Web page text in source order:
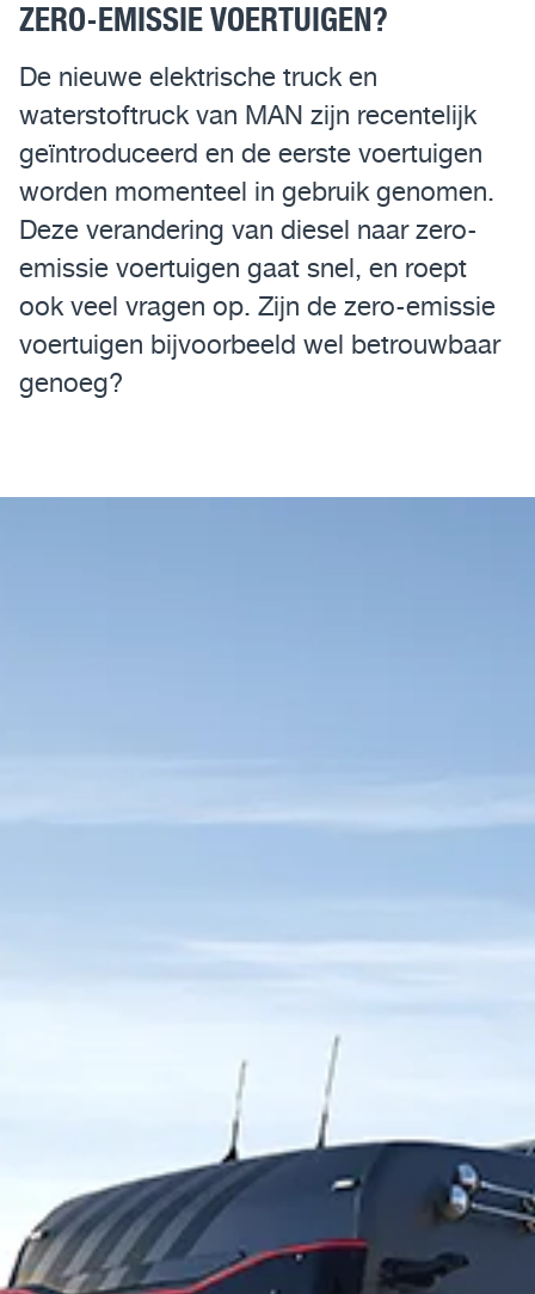
MAN Werkplaatsen
MAN Smart Tacho
ZERO-EMISSIE VOERTUIGEN?
De nieuwe elektrische truck en
waterstoftruck van MAN zijn recentelijk
geïntroduceerd en de eerste voertuigen
worden momenteel in gebruik genomen.
Deze verandering van diesel naar zero-
emissie voertuigen gaat snel, en roept
ook veel vragen op. Zijn de zero-emissie
voertuigen bijvoorbeeld wel betrouwbaar
genoeg?